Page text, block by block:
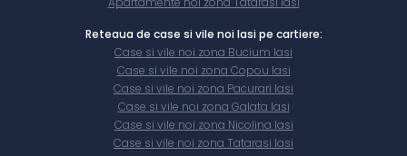
Reteaua de case si vile noi Iasi pe cartiere:
Case si vile noi zona Bucium Iasi
Case si vile noi zona Copou Iasi
Case si vile noi zona Pacurari Iasi
Case si vile noi zona Galata Iasi
Case si vile noi zona Nicolina Iasi
Case si vile noi zona Tatarasi Iasi